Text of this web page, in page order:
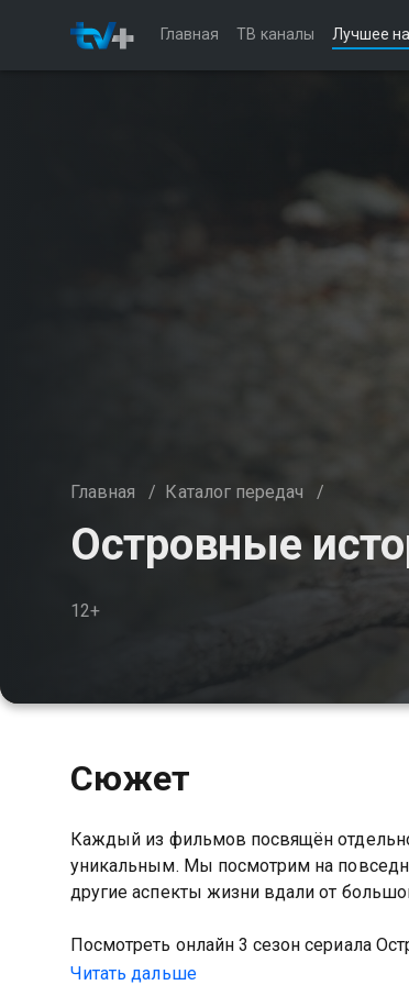
Главная ТВ каналы Лучшее
Главная / Каталог передач /
Островные
12+
Сюжет
Каждый из фильмов посвящён
уникальным. Мы посмотрим на
другие аспекты жизни вдали от
Посмотреть онлайн 3 сезон сериала
HD качестве на Казахтелеком
Читать дальше